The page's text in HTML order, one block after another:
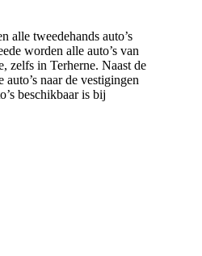
alle tweedehands auto’s
worden alle auto’s van
zelfs in Terherne. Naast de
naar de vestigingen
beschikbaar is bij